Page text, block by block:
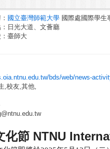
國立臺灣師範大學 國際處國際學生
日光大道、文薈廳
臺師大
bds/web/news-
,校友,其他,
化節 NTNU